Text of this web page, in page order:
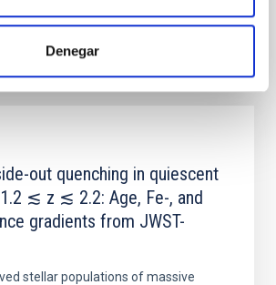
Denegar
2026APJ..1003...83Y
out quenching in quiescent
≲ z ≲ 2.2: Age, Fe-, and
gradients from JWST-
stellar populations of massive